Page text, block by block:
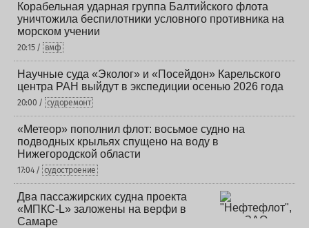
Корабельная ударная группа Балтийского флота
уничтожила беспилотники условного противника на
морском учении
20:15 / вмф
Научные суда «Эколог» и «Посейдон» Карельского
центра РАН выйдут в экспедиции осенью 2026 года
20:00 / судоремонт
«Метеор» пополнил флот: восьмое судно на
подводных крыльях спущено на воду в
Нижегородской области
17:04 / судостроение
Два пассажирских судна проекта
«МПКС-L» заложены на верфи в
Самаре